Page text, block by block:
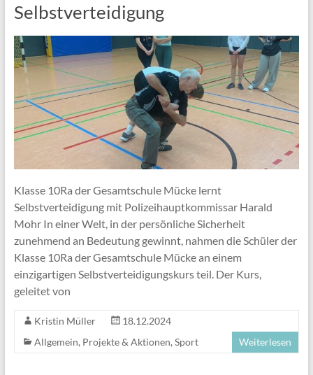
Selbstverteidigung
Klasse 10Ra der Gesamtschule Mücke lernt
Selbstverteidigung mit Polizeihauptkommissar Harald
Mohr In einer Welt, in der persönliche Sicherheit
zunehmend an Bedeutung gewinnt, nahmen die Schüler der
Klasse 10Ra der Gesamtschule Mücke an einem
einzigartigen Selbstverteidigungskurs teil. Der Kurs,
geleitet von
Kristin Müller
18.12.2024
Allgemein, Projekte & Aktionen, Sport Weiterlesen